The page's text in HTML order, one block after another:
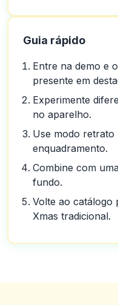
Guia rápido
Entre na demo e
presente em
Experimente
no aparelho.
Use modo
enquadramento.
Combine com
fundo.
Volte ao catálogo
Xmas tradicional.